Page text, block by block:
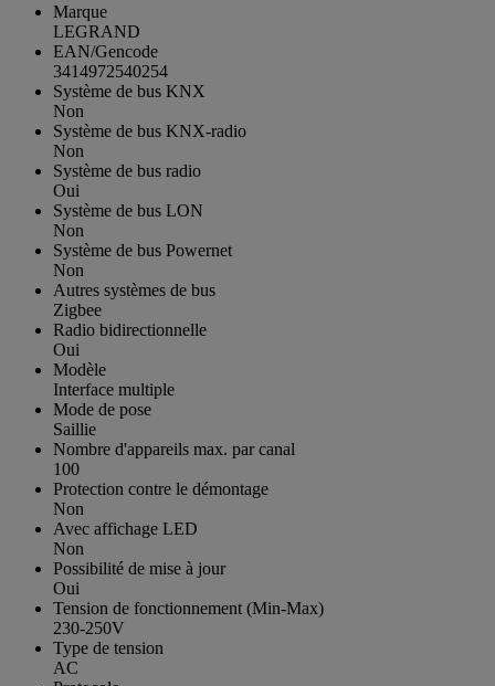
Marque
LEGRAND
EAN/Gencode
3414972540254
Système de bus KNX
Non
Système de bus KNX-radio
Non
Système de bus radio
Oui
Système de bus LON
Non
Système de bus Powernet
Non
Autres systèmes de bus
Zigbee
Radio bidirectionnelle
Oui
Modèle
Interface multiple
Mode de pose
Saillie
Nombre d'appareils max. par canal
100
Protection contre le démontage
Non
Avec affichage LED
Non
Possibilité de mise à jour
Oui
Tension de fonctionnement (Min-Max)
230-250V
Type de tension
AC